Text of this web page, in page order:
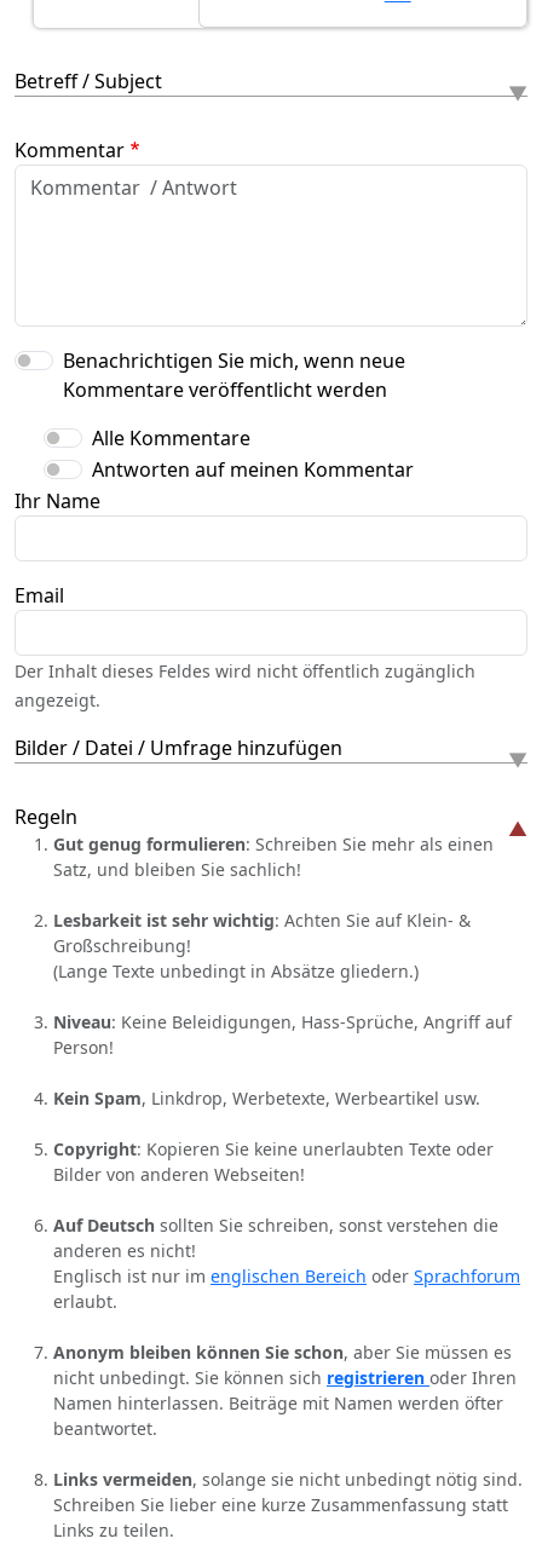
Betreff / Subject
Kommentar
Benachrichtigen Sie mich, wenn neue
Kommentare veröffentlicht werden
Alle Kommentare
Antworten auf meinen Kommentar
Ihr Name
Email
Der Inhalt dieses Feldes wird nicht öffentlich zugänglich
angezeigt.
Bilder / Datei / Umfrage hinzufügen
Regeln
Gut genug formulieren: Schreiben Sie mehr als einen
Satz, und bleiben Sie sachlich!
Lesbarkeit ist sehr wichtig: Achten Sie auf Klein- &
Großschreibung!
(Lange Texte unbedingt in Absätze gliedern.)
Niveau: Keine Beleidigungen, Hass-Sprüche, Angriff auf
Person!
Kein Spam, Linkdrop, Werbetexte, Werbeartikel usw.
Copyright: Kopieren Sie keine unerlaubten Texte oder
Bilder von anderen Webseiten!
Auf Deutsch sollten Sie schreiben, sonst verstehen die
anderen es nicht!
Englisch ist nur im englischen Bereich oder Sprachforum
erlaubt.
Anonym bleiben können Sie schon, aber Sie müssen es
nicht unbedingt. Sie können sich registrieren oder Ihren
Namen hinterlassen. Beiträge mit Namen werden öfter
beantwortet.
Links vermeiden, solange sie nicht unbedingt nötig sind.
Schreiben Sie lieber eine kurze Zusammenfassung statt
Links zu teilen.